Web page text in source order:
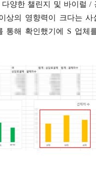
양한 챌린지 및 바이럴 /
상의 영향력이 크다는 사
통해 확인했기에 S 업체